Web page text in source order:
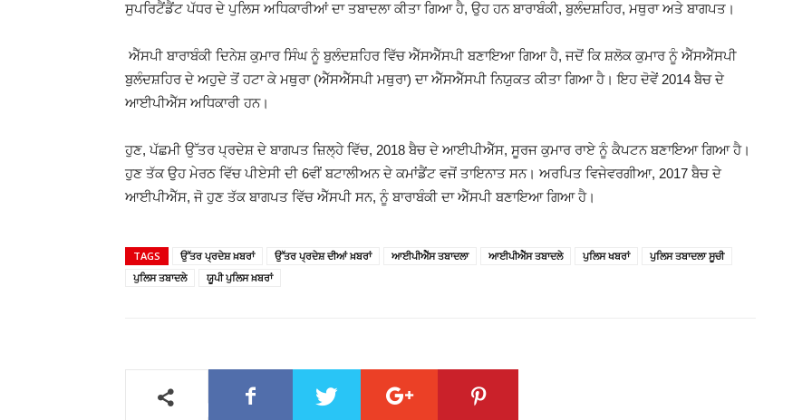
ਸੁਪਰਿਟੈਂਡੈਂਟ ਪੱਧਰ ਦੇ ਪੁਲਿਸ ਅਧਿਕਾਰੀਆਂ ਦਾ ਤਬਾਦਲਾ ਕੀਤਾ ਗਿਆ ਹੈ, ਉਹ ਹਨ ਬਾਰਾਬੰਕੀ, ਬੁਲੰਦਸ਼ਹਿਰ, ਮਥੁਰਾ ਅਤੇ ਬਾਗਪਤ।
ਐੱਸਪੀ ਬਾਰਾਬੰਕੀ ਦਿਨੇਸ਼ ਕੁਮਾਰ ਸਿੰਘ ਨੂੰ ਬੁਲੰਦਸ਼ਹਿਰ ਵਿੱਚ ਐੱਸਐੱਸਪੀ ਬਣਾਇਆ ਗਿਆ ਹੈ, ਜਦੋਂ ਕਿ ਸ਼ਲੋਕ ਕੁਮਾਰ ਨੂੰ ਐੱਸਐੱਸਪੀ
ਬੁਲੰਦਸ਼ਹਿਰ ਦੇ ਅਹੁਦੇ ਤੋਂ ਹਟਾ ਕੇ ਮਥੁਰਾ (ਐੱਸਐੱਸਪੀ ਮਥੁਰਾ) ਦਾ ਐੱਸਐੱਸਪੀ ਨਿਯੁਕਤ ਕੀਤਾ ਗਿਆ ਹੈ। ਇਹ ਦੋਵੇਂ 2014 ਬੈਚ ਦੇ
ਆਈਪੀਐੱਸ ਅਧਿਕਾਰੀ ਹਨ।
ਹੁਣ, ਪੱਛਮੀ ਉੱਤਰ ਪ੍ਰਦੇਸ਼ ਦੇ ਬਾਗਪਤ ਜ਼ਿਲ੍ਹੇ ਵਿੱਚ, 2018 ਬੈਚ ਦੇ ਆਈਪੀਐੱਸ, ਸੂਰਜ ਕੁਮਾਰ ਰਾਏ ਨੂੰ ਕੈਪਟਨ ਬਣਾਇਆ ਗਿਆ ਹੈ।
ਹੁਣ ਤੱਕ ਉਹ ਮੇਰਠ ਵਿੱਚ ਪੀਏਸੀ ਦੀ 6ਵੀਂ ਬਟਾਲੀਅਨ ਦੇ ਕਮਾਂਡੈਂਟ ਵਜੋਂ ਤਾਇਨਾਤ ਸਨ। ਅਰਪਿਤ ਵਿਜੇਵਰਗੀਆ, 2017 ਬੈਚ ਦੇ
ਆਈਪੀਐੱਸ, ਜੋ ਹੁਣ ਤੱਕ ਬਾਗਪਤ ਵਿੱਚ ਐੱਸਪੀ ਸਨ, ਨੂੰ ਬਾਰਾਬੰਕੀ ਦਾ ਐੱਸਪੀ ਬਣਾਇਆ ਗਿਆ ਹੈ।
TAGS ਉੱਤਰ ਪ੍ਰਦੇਸ਼ ਖ਼ਬਰਾਂ ਉੱਤਰ ਪ੍ਰਦੇਸ਼ ਦੀਆਂ ਖ਼ਬਰਾਂ ਆਈਪੀਐੱਸ ਤਬਾਦਲਾ ਆਈਪੀਐੱਸ ਤਬਾਦਲੇ ਪੁਲਿਸ ਖਬਰਾਂ
ਪੁਲਿਸ ਤਬਾਦਲਾ ਸੂਚੀ
ਪੁਲਿਸ ਤਬਾਦਲੇ
ਯੂਪੀ ਪੁਲਿਸ ਖ਼ਬਰਾਂ